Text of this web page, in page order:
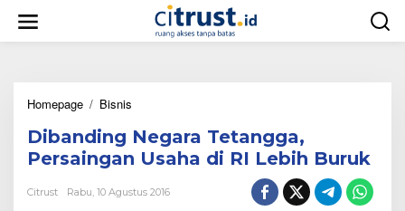
w
Homepage / Bisnis
b
a
n
d
i
Dibanding Negara Tetangga,
Persaingan Usaha di RI Lebih Buruk
Citrust Rabu, 10 Agustus 2016